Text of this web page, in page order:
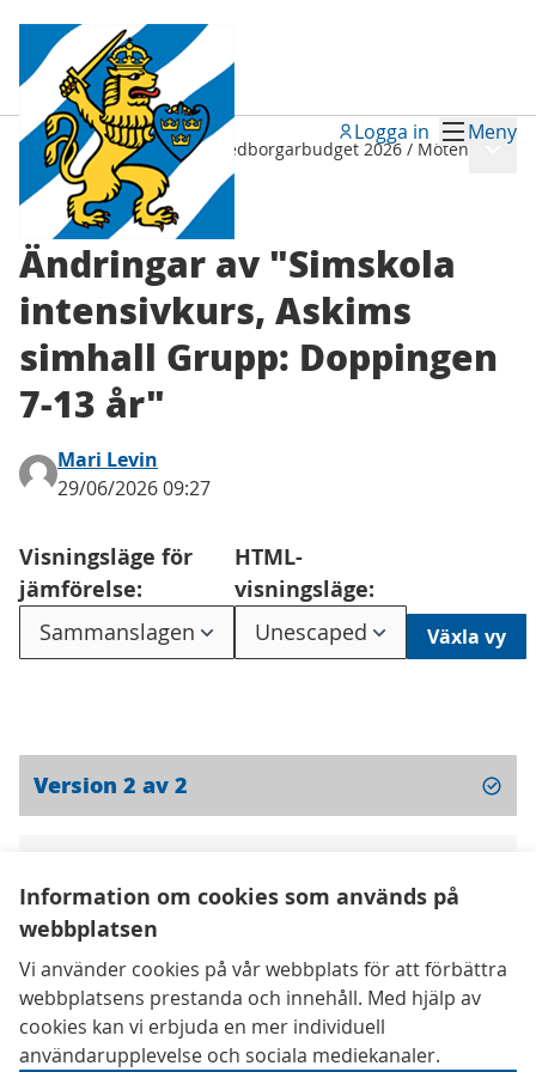
Information om cookies som används på
webbplatsen
Vi använder cookies på vår webbplats för att förbättra
webbplatsens prestanda och innehåll. Med hjälp av
cookies kan vi erbjuda en mer individuell
användarupplevelse och sociala mediekanaler.
Meny
Logga in
Tillsammans i Sydväst - medborgarbudget 2026 / Möten Meny
Ändringar av "Simskola
intensivkurs, Askims
simhall Grupp: Doppingen
7-13 år"
Mari Levin
29/06/2026 09:27
Visningsläge för
jämförelse:
HTML-
visningsläge:
Växla vy
Version 2 av 2
Kontaktuppgifter
Tillgänglighetsredogörelse
Användarvillkor
Inställningar för cookies